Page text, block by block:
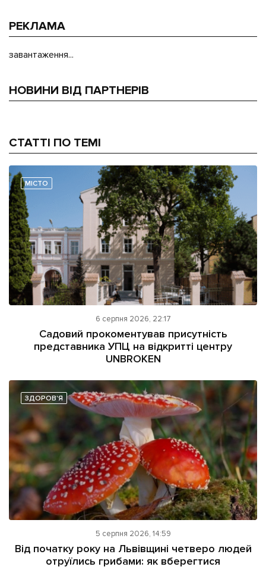
РЕКЛАМА
завантаження...
НОВИНИ ВІД ПАРТНЕРІВ
СТАТТІ ПО ТЕМІ
МІСТО
6 серпня 2026, 22:17
Садовий прокоментував присутність
представника УПЦ на відкритті центру
UNBROKEN
ЗДОРОВ'Я
5 серпня 2026, 14:59
Від початку року на Львівщині четверо людей
отруїлись грибами: як вберегтися